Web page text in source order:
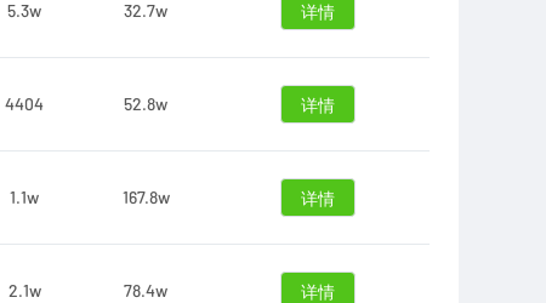
5.3w 32.7w 详情
4404 52.8w 详情
1.1w 167.8w 详情
2.1w 78.4w 详情